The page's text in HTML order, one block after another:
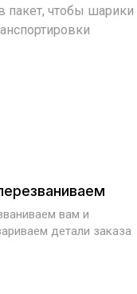
пакет, чтобы шарики
вам и
детали заказа